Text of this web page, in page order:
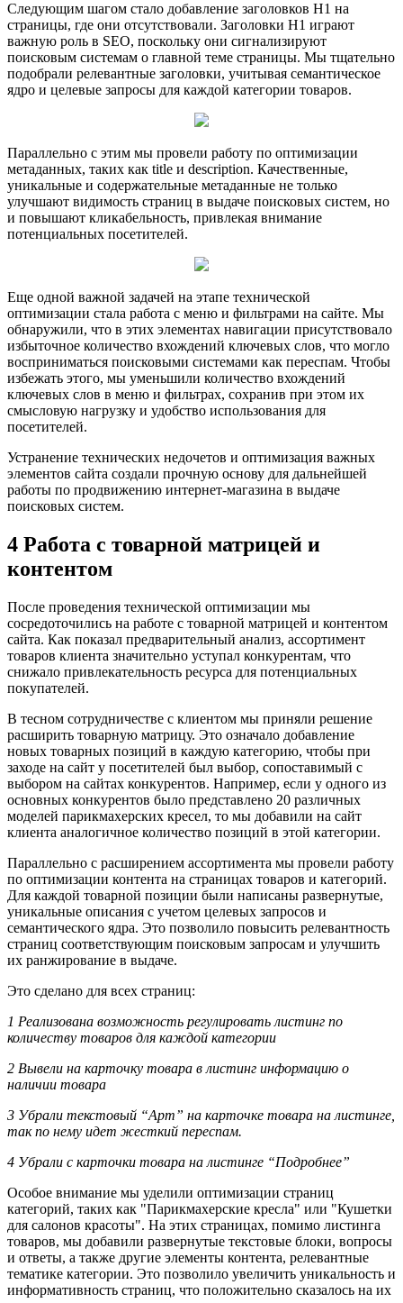
Следующим шагом стало добавление заголовков H1 на
страницы, где они отсутствовали. Заголовки H1 играют
важную роль в SEO, поскольку они сигнализируют
поисковым системам о главной теме страницы. Мы тщательно
подобрали релевантные заголовки, учитывая семантическое
ядро и целевые запросы для каждой категории товаров.
Параллельно с этим мы провели работу по оптимизации
метаданных, таких как title и description. Качественные,
уникальные и содержательные метаданные не только
улучшают видимость страниц в выдаче поисковых систем, но
и повышают кликабельность, привлекая внимание
потенциальных посетителей.
Еще одной важной задачей на этапе технической
оптимизации стала работа с меню и фильтрами на сайте. Мы
обнаружили, что в этих элементах навигации присутствовало
избыточное количество вхождений ключевых слов, что могло
восприниматься поисковыми системами как переспам. Чтобы
избежать этого, мы уменьшили количество вхождений
ключевых слов в меню и фильтрах, сохранив при этом их
смысловую нагрузку и удобство использования для
посетителей.
Устранение технических недочетов и оптимизация важных
элементов сайта создали прочную основу для дальнейшей
работы по продвижению интернет-магазина в выдаче
поисковых систем.
4 Работа с товарной матрицей и
контентом
После проведения технической оптимизации мы
сосредоточились на работе с товарной матрицей и контентом
сайта. Как показал предварительный анализ, ассортимент
товаров клиента значительно уступал конкурентам, что
снижало привлекательность ресурса для потенциальных
покупателей.
В тесном сотрудничестве с клиентом мы приняли решение
расширить товарную матрицу. Это означало добавление
новых товарных позиций в каждую категорию, чтобы при
заходе на сайт у посетителей был выбор, сопоставимый с
выбором на сайтах конкурентов. Например, если у одного из
основных конкурентов было представлено 20 различных
моделей парикмахерских кресел, то мы добавили на сайт
клиента аналогичное количество позиций в этой категории.
Параллельно с расширением ассортимента мы провели работу
по оптимизации контента на страницах товаров и категорий.
Для каждой товарной позиции были написаны развернутые,
уникальные описания с учетом целевых запросов и
семантического ядра. Это позволило повысить релевантность
страниц соответствующим поисковым запросам и улучшить
их ранжирование в выдаче.
Это сделано для всех страниц:
1 Реализована возможность регулировать листинг по
количеству товаров для каждой категории
2 Вывели на карточку товара в листинг информацию о
наличии товара
3 Убрали текстовый “Арт” на карточке товара на листинге,
так по нему идет жесткий переспам.
4 Убрали с карточки товара на листинге “Подробнее”
Особое внимание мы уделили оптимизации страниц
категорий, таких как "Парикмахерские кресла" или "Кушетки
для салонов красоты". На этих страницах, помимо листинга
товаров, мы добавили развернутые текстовые блоки, вопросы
и ответы, а также другие элементы контента, релевантные
тематике категории. Это позволило увеличить уникальность и
информативность страниц, что положительно сказалось на их